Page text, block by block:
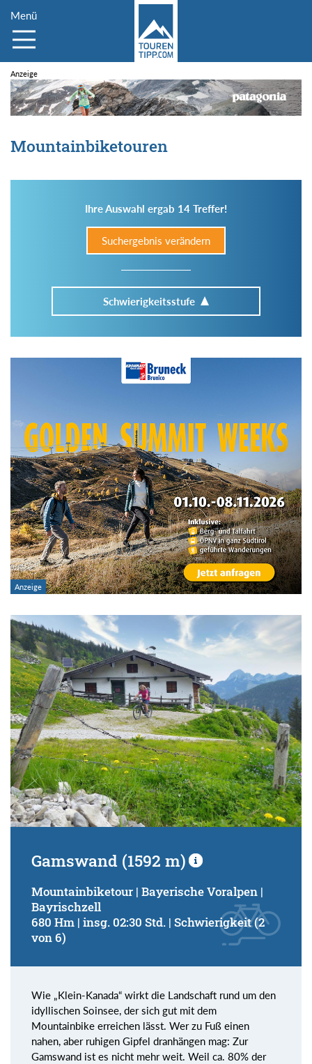
Menü
Mountainbiketouren
Ihre Auswahl ergab 14 Treffer!
Suchergebnis verändern
Schwierigkeitsstufe
Im Tourenarchiv suchen
Region:
Gebirge:
Art der Tour:
Schwierigkeitsgrad:
von
bis
Kondition (Tourdauer):
von
bis
Suchbegriff:
Gamswand (1592 m)
Mountainbiketour | Bayerische Voralpen |
Bayrischzell
680 Hm | insg. 02:30 Std. | Schwierigkeit (2
von 6)
Wie „Klein-Kanada“ wirkt die Landschaft rund um den
idyllischen Soinsee, der sich gut mit dem
Mountainbike erreichen lässt. Wer zu Fuß einen
nahen, aber ruhigen Gipfel dranhängen mag: Zur
Gamswand ist es nicht mehr weit. Weil ca. 80% der